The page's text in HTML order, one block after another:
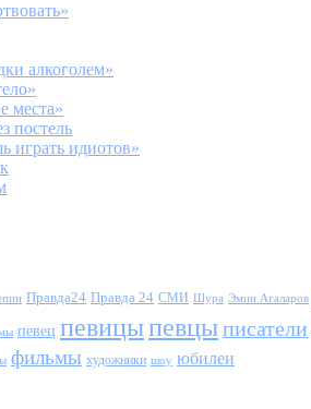
алкоголем»
места»
постель
играть идиотов»
Правда24 Правда 24 СМИ Шура Эмин Агаларов
певец певицыпевцыписатели
фильмы художники шоу юбилеи